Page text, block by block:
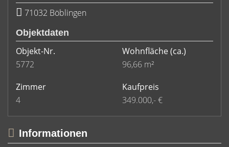
71032 Böblingen
Objektdaten
Objekt-Nr.
5772
Wohnfläche(ca.)
96,66 m²
Zimmer
4
Kaufpreis
349.000,- €
Informationen